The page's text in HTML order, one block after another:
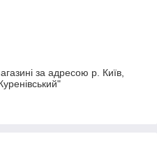
за адресою р. Київ,